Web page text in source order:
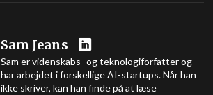
Sam Jeans
Sam er videnskabs- og teknologiforfatter og
har arbejdet i forskellige AI-startups. Når han
ikke skriver, kan han finde på at læse